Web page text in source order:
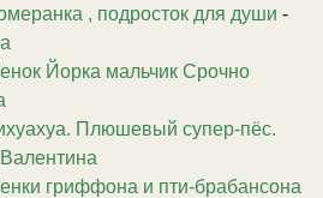
, подросток для души -
Йорка мальчик Срочно
Плюшевый супер-пёс.
Валентина
гриффона и пти-брабансона